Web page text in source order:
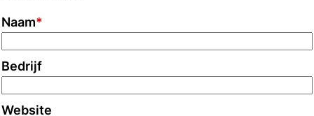
Naam*
Bedrijf
Website